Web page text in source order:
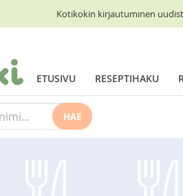
Kotikokin kirjautuminen
ETUSIVU RESEPTIHAKU
HAE